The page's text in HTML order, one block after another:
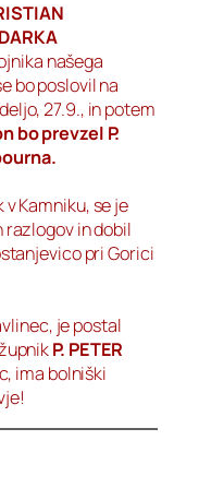
našega
bo poslovil na
27.9., in potem
bo prevzel P.
Kamniku, se je
in dobil
pri Gorici
je postal
P. PETER
ima bolniški